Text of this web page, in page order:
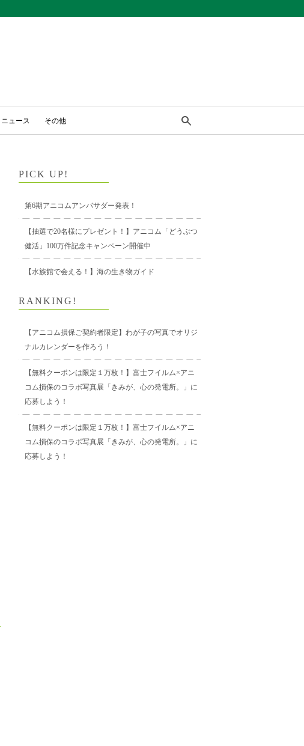
ニュース その他
PICK UP!
第6期アニコムアンバサダー発表！
【抽選で20名様にプレゼント！】アニコム「どうぶつ
健活」100万件記念キャンペーン開催中
【水族館で会える！】海の生き物ガイド
RANKING!
【アニコム損保ご契約者限定】わが子の写真でオリジ
ナルカレンダーを作ろう！
【無料クーポンは限定１万枚！】富士フイルム×アニ
コム損保のコラボ写真展「きみが、心の発電所。」に
応募しよう！
【無料クーポンは限定１万枚！】富士フイルム×アニ
コム損保のコラボ写真展「きみが、心の発電所。」に
応募しよう！